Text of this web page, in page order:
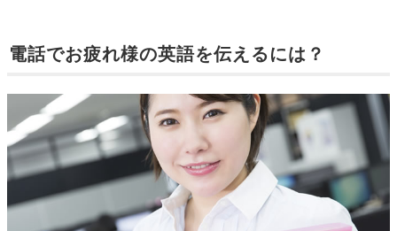
電話でお疲れ様の英語を伝えるには？